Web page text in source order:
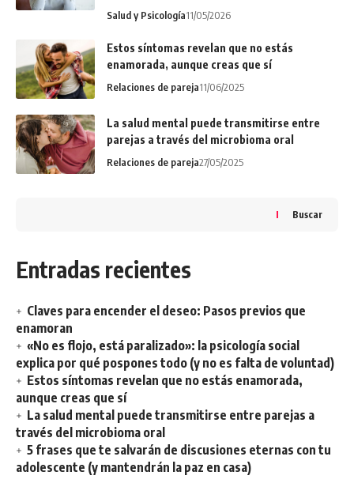
Salud y Psicología11/05/2026
Estos síntomas revelan que no estás
enamorada, aunque creas que sí
Relaciones de pareja11/06/2025
La salud mental puede transmitirse entre
parejas a través del microbioma oral
Relaciones de pareja27/05/2025
Buscar
Entradas recientes
Claves para encender el deseo: Pasos previos que
enamoran
«No es flojo, está paralizado»: la psicología social
explica por qué pospones todo (y no es falta de voluntad)
Estos síntomas revelan que no estás enamorada,
aunque creas que sí
La salud mental puede transmitirse entre parejas a
través del microbioma oral
5 frases que te salvarán de discusiones eternas con tu
adolescente (y mantendrán la paz en casa)